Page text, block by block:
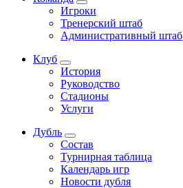
Игроки
Тренерский штаб
Административный штаб
Клуб
История
Руководство
Стадионы
Услуги
Дубль
Состав
Турнирная таблица
Календарь игр
Новости дубля